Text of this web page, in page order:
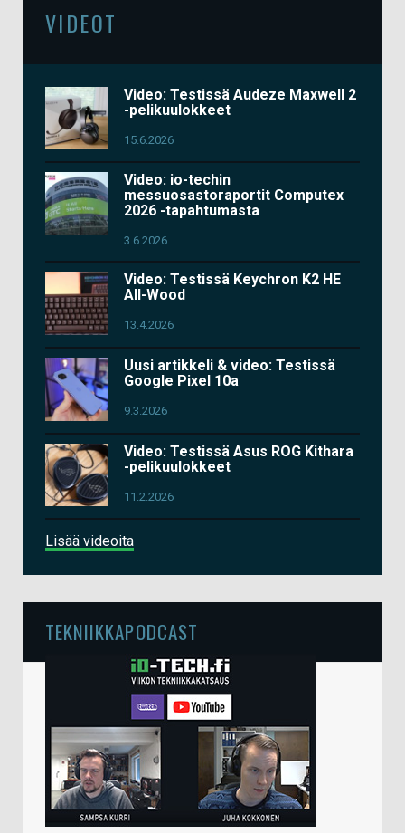
VIDEOT
Video: Testissä Audeze Maxwell 2
-pelikuulokkeet
15.6.2026
Video: io-techin
messuosastoraportit Computex
2026 -tapahtumasta
3.6.2026
Video: Testissä Keychron K2 HE
All-Wood
13.4.2026
Uusi artikkeli & video: Testissä
Google Pixel 10a
9.3.2026
Video: Testissä Asus ROG Kithara
-pelikuulokkeet
11.2.2026
Lisää videoita
TEKNIIKKAPODCAST